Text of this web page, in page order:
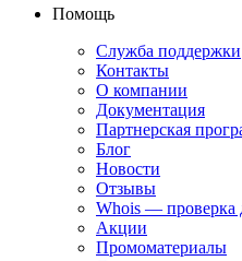
Помощь
Служба поддержки
Контакты
О компании
Документация
Партнерская
Блог
Новости
Отзывы
Whois — проверка
Акции
Промоматериалы